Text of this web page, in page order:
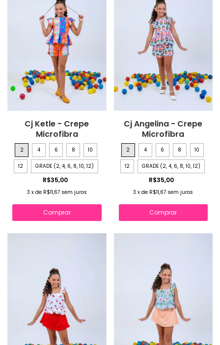
Cj Ketle - Crepe
Microfibra
2 4 6 8 10
12 GRADE (2, 4, 6, 8, 10, 12)
R$35,00
3 x de R$11,67 sem juros
Comprar
Cj Angelina - Crepe
Microfibra
2 4 6 8 10
12 GRADE (2, 4, 6, 8, 10, 12)
R$35,00
3 xde R$11,67 sem juros
Comprar